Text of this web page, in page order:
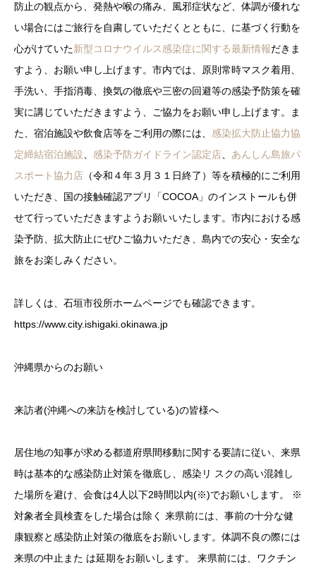
防止の観点から、発熱や喉の痛み、風邪症状など、体調が優れな
い場合にはご旅行を自粛していただくとともに、に基づく行動を
心がけていた新型コロナウイルス感染症に関する最新情報だきま
すよう、お願い申し上げます。市内では、原則常時マスク着用、
手洗い、手指消毒、換気の徹底や三密の回避等の感染予防策を確
実に講じていただきますよう、ご協力をお願い申し上げます。ま
た、宿泊施設や飲食店等をご利用の際には、 感染拡大防止協力協
定締結宿泊施設、 感染予防ガイドライン認定店、 あんしん島旅パ
スポート協力店 （令和４年３月３１日終了）等を積極的にご利用
いただき、国の接触確認アプリ「COCOA」のインストールも併
せて行っていただきますようお願いいたします。市内における感
染予防、拡大防止にぜひご協力いただき、島内での安心・安全な
旅をお楽しみください。
詳しくは、石垣市役所ホームページでも確認できます。
https://www.city.ishigaki.okinawa.jp
沖縄県からのお願い
来訪者(沖縄への来訪を検討している)の皆様へ
居住地の知事が求める都道府県間移動に関する要請に従い、来県
時は基本的な感染防止対策を徹底し、感染リ スクの高い混雑し
た場所を避け、会食は4人以下2時間以内(※)でお願いします。 ※
対象者全員検査をした場合は除く 来県前には、事前の十分な健
康観察と感染防止対策の徹底をお願いします。体調不良の際には
来県の中止また は延期をお願いします。 来県前には、ワクチン